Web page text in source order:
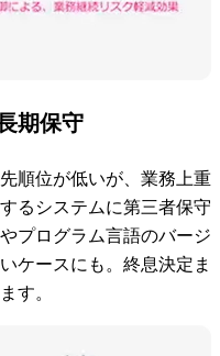
期保守
順位が低いが、業務上重
るシステムに第三者保守
プログラム言語のバージ
ケースにも。終息決定ま
す。